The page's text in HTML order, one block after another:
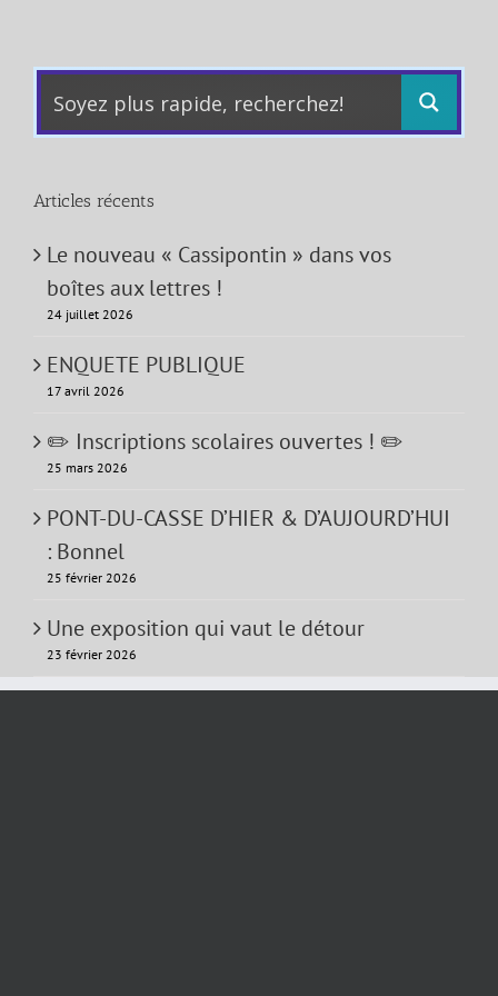
Articles récents
Le nouveau « Cassipontin » dans vos
boîtes aux lettres !
24 juillet 2026
ENQUETE PUBLIQUE
17 avril 2026
✏️ Inscriptions scolaires ouvertes ! ✏️
25 mars 2026
PONT-DU-CASSE D’HIER & D’AUJOURD’HUI
: Bonnel
25 février 2026
Une exposition qui vaut le détour
23 février 2026